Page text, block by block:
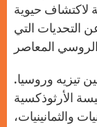
لاكتشاف حيوية
التحديات التي
تيزيه وروسيا.
الأرثوذكسية
والثمانينيات،